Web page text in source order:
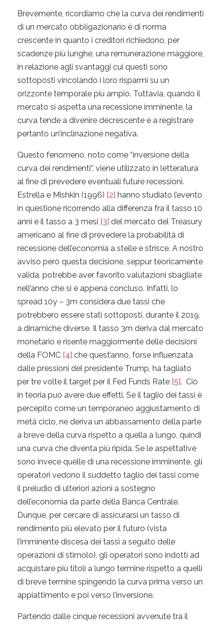
Brevemente, ricordiamo che la curva dei rendimenti
di un mercato obbligazionario è di norma
crescente in quanto i creditori richiedono, per
scadenze più lunghe, una remunerazione maggiore,
in relazione agli svantaggi cui questi sono
sottoposti vincolando i loro risparmi su un
orizzonte temporale più ampio. Tuttavia, quando il
mercato si aspetta una recessione imminente, la
curva tende a divenire decrescente e a registrare
pertanto un’inclinazione negativa.
Questo fenomeno, noto come “inversione della
curva dei rendimenti”, viene utilizzato in letteratura
al fine di prevedere eventuali future recessioni.
Estrella e Mishkin (1996) [2] hanno studiato l’evento
in questione ricorrendo alla differenza fra il tasso 10
anni e il tasso a 3 mesi [3] del mercato del Treasury
americano al fine di prevedere la probabilità di
recessione dell’economia a stelle e strisce. A nostro
avviso però questa decisione, seppur teoricamente
valida, potrebbe aver favorito valutazioni sbagliate
nell’anno che si è appena concluso. Infatti, lo
spread 10y – 3m considera due tassi che
potrebbero essere stati sottoposti, durante il 2019,
a dinamiche diverse. Il tasso 3m deriva dal mercato
monetario e risente maggiormente delle decisioni
della FOMC [4] che quest’anno, forse influenzata
dalle pressioni del presidente Trump, ha tagliato
per tre volte il target per il Fed Funds Rate [5]. Ciò
in teoria può avere due effetti. Se il taglio dei tassi è
percepito come un temporaneo aggiustamento di
metà ciclo, ne deriva un abbassamento della parte
a breve della curva rispetto a quella a lungo, quindi
una curva che diventa più ripida. Se le aspettative
sono invece quelle di una recessione imminente, gli
operatori vedono il suddetto taglio dei tassi come
il preludio di ulteriori azioni a sostegno
dell’economia da parte della Banca Centrale.
Dunque, per cercare di assicurarsi un tasso di
rendimento più elevato per il futuro (vista
l’imminente discesa dei tassi a seguito delle
operazioni di stimolo), gli operatori sono indotti ad
acquistare più titoli a lungo termine rispetto a quelli
di breve termine spingendo la curva prima verso un
appiattimento e poi verso l’inversione.
Partendo dalle cinque recessioni avvenute tra il